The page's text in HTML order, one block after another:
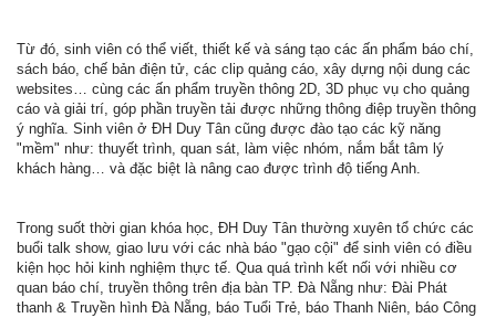
Từ đó, sinh viên có thể viết, thiết kế và sáng tạo các ấn phẩm báo chí,
sách báo, chế bản điện tử, các clip quảng cáo, xây dựng nội dung các
websites… cùng các ấn phẩm truyền thông 2D, 3D phục vụ cho quảng
cáo và giải trí, góp phần truyền tải được những thông điệp truyền thông
ý nghĩa. Sinh viên ở ĐH Duy Tân cũng được đào tạo các kỹ năng
"mềm" như: thuyết trình, quan sát, làm việc nhóm, nắm bắt tâm lý
khách hàng… và đặc biệt là nâng cao được trình độ tiếng Anh.
Trong suốt thời gian khóa học, ĐH Duy Tân thường xuyên tổ chức các
buổi talk show, giao lưu với các nhà báo "gạo cội" để sinh viên có điều
kiện học hỏi kinh nghiệm thực tế. Qua quá trình kết nối với nhiều cơ
quan báo chí, truyền thông trên địa bàn TP. Đà Nẵng như: Đài Phát
thanh & Truyền hình Đà Nẵng, báo Tuổi Trẻ, báo Thanh Niên, báo Công